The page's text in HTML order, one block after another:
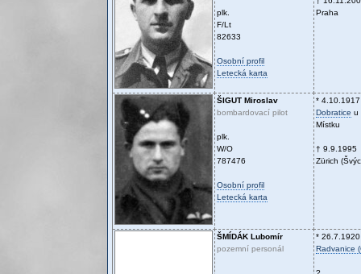
plk.
F/Lt
82633
Osobní profil
Letecká karta
Praha
ŠIGUT Miroslav
bombardovací pilot
plk.
W/O
787476
Osobní profil
Letecká karta
* 4.10.1917
Dobratice u
Místku
† 9.9.1995
Zürich
ŠMÍDÁK Lubomír
pozemní personál
* 26.7.1920
Radvanice